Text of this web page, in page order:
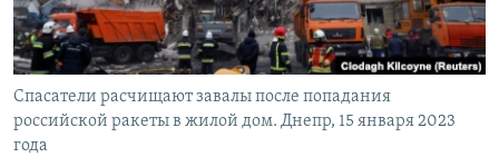
ELIFBE
УКРАИНСКАЯ ПРОБЛЕМА КРЫМА
Все сайты RFE/RL
Спасатели расчищают завалы после попадания
российской ракеты в жилой дом. Днепр, 15 января 2023
года